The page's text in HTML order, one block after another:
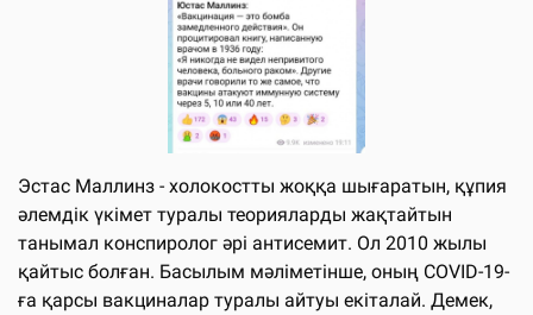
Эстас Маллинз - холокостты жоққа шығаратын, құпия
әлемдік үкімет туралы теорияларды жақтайтын
танымал конспиролог әрі антисемит. Ол 2010 жылы
қайтыс болған. Басылым мәліметінше, оның COVID-19-
ға қарсы вакциналар туралы айтуы екіталай. Демек,